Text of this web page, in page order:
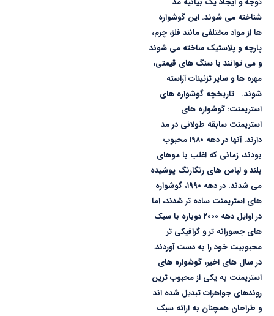
شناخته می شوند. این گوشواره
ها از مواد مختلفی مانند فلز، چرم،
پارچه و پلاستیک ساخته می شوند
و می توانند با سنگ های قیمتی،
مهره ها و سایر تزئینات آراسته
شوند. تاریخچه گوشواره های
استریمنت: گوشواره های
استریمنت سابقه طولانی در مد
دارند. آنها در دهه ۱۹۸۰ محبوب
بودند، زمانی که اغلب با موهای
بلند و لباس های رنگارنگ پوشیده
می شدند. در دهه ۱۹۹۰، گوشواره
های استریمنت ساده تر شدند، اما
در اوایل دهه ۲۰۰۰ دوباره با سبک
های جسورانه تر و گرافیکی تر
محبوبیت خود را به دست آوردند.
در سال های اخیر، گوشواره های
استریمنت به یکی از محبوب ترین
روندهای جواهرات تبدیل شده اند
و طراحان همچنان به ارائه سبک